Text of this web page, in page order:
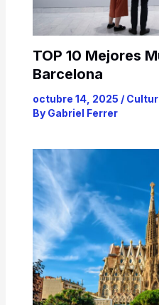
TOP 10 Mejores
Barcelona
octubre 14, 2025 /
By Gabriel Ferrer